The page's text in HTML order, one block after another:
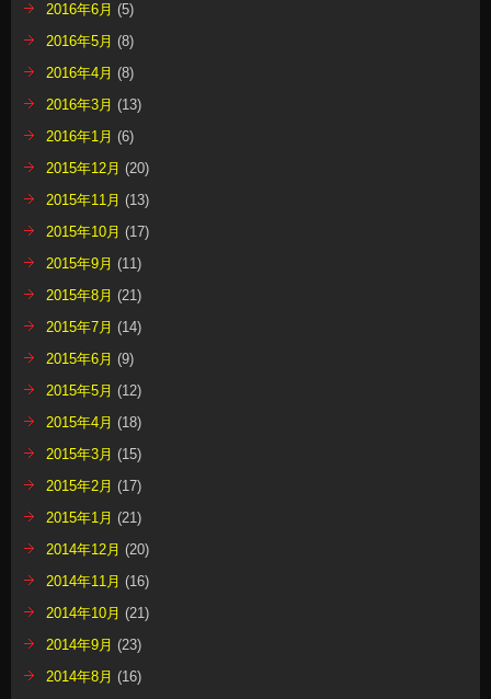
2016年6月 (5)
2016年5月 (8)
2016年4月 (8)
2016年3月 (13)
2016年1月 (6)
2015年12月 (20)
2015年11月 (13)
2015年10月 (17)
2015年9月 (11)
2015年8月 (21)
2015年7月 (14)
2015年6月 (9)
2015年5月 (12)
2015年4月 (18)
2015年3月 (15)
2015年2月 (17)
2015年1月 (21)
2014年12月 (20)
2014年11月 (16)
2014年10月 (21)
2014年9月 (23)
2014年8月 (16)